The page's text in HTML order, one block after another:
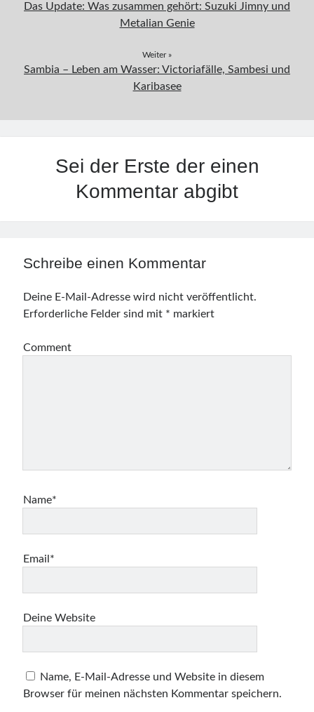
Das Update: Was zusammen gehört: Suzuki Jimny und
Metalian Genie
Weiter »
Sambia – Leben am Wasser: Victoriafälle, Sambesi und
Karibasee
Sei der Erste der einen
Kommentar abgibt
Schreibe einen Kommentar
Deine E-Mail-Adresse wird nicht veröffentlicht.
Erforderliche Felder sind mit * markiert
Comment
Name*
Email*
Deine Website
Name, E-Mail-Adresse und Website in diesem
Browser für meinen nächsten Kommentar speichern.